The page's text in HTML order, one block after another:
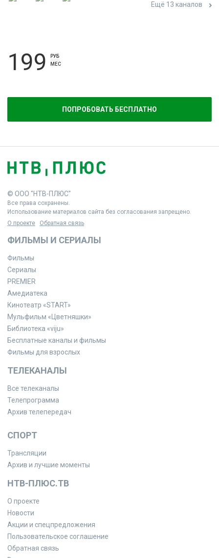
Ещё 13 каналов
199
РУБ
МЕС
ПОПРОБОВАТЬ БЕСПЛАТНО
© ООО "НТВ-ПЛЮС"
Все права сохранены.
Использование материалов сайта без согласования запрещено.
О проекте
Обратная связь
ФИЛЬМЫ И СЕРИАЛЫ
Фильмы
Сериалы
PREMIER
Амедиатека
Кинотеатр «START»
Мульфильм «Цветняшки»
Библиотека «viju»
Бесплатные каналы и фильмы
Фильмы для взрослых
ТЕЛЕКАНАЛЫ
Все телеканалы
Телепрограмма
Архив телепередач
СПОРТ
Трансляции
Архив и лучшие моменты
НТВ-ПЛЮС.ТВ
О проекте
Новости
Акции и спецпредложения
Пользовательское соглашение
Обратная связь